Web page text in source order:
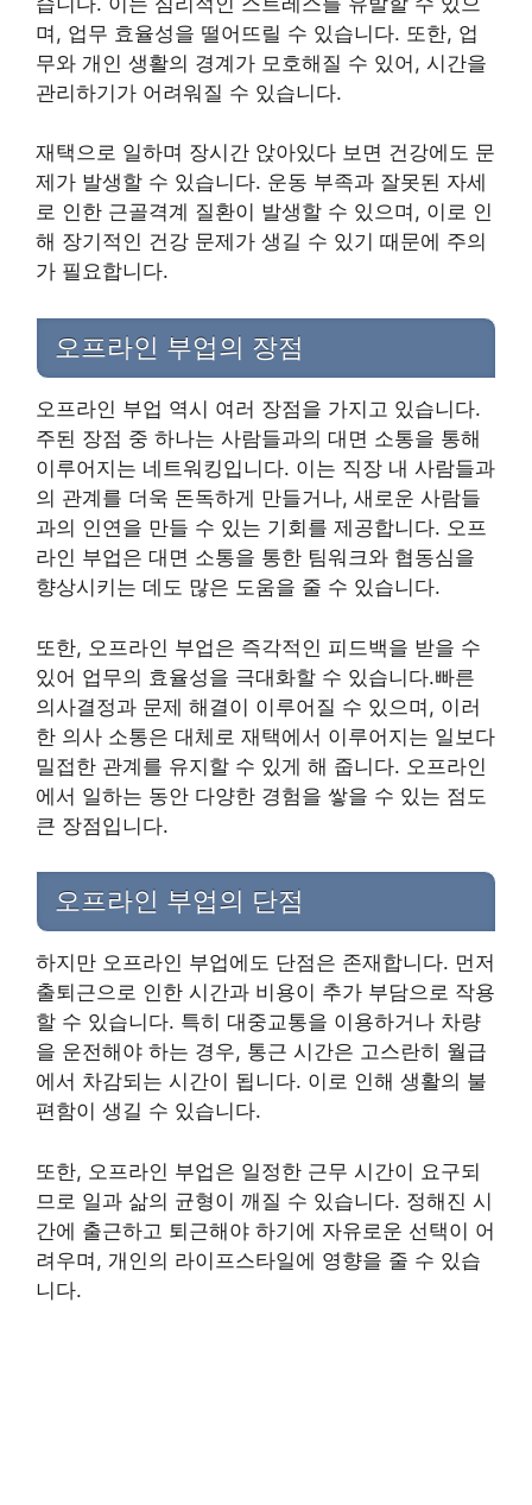
며, 업무 효율성을 떨어뜨릴 수 있습니다. 또한, 업
무와 개인 생활의 경계가 모호해질 수 있어, 시간을
관리하기가 어려워질 수 있습니다.
재택으로 일하며 장시간 앉아있다 보면 건강에도 문
제가 발생할 수 있습니다. 운동 부족과 잘못된 자세
로 인한 근골격계 질환이 발생할 수 있으며, 이로 인
해 장기적인 건강 문제가 생길 수 있기 때문에 주의
가 필요합니다.
오프라인 부업의 장점
오프라인 부업 역시 여러 장점을 가지고 있습니다.
주된 장점 중 하나는 사람들과의 대면 소통을 통해
이루어지는 네트워킹입니다. 이는 직장 내 사람들과
의 관계를 더욱 돈독하게 만들거나, 새로운 사람들
과의 인연을 만들 수 있는 기회를 제공합니다. 오프
라인 부업은 대면 소통을 통한 팀워크와 협동심을
향상시키는 데도 많은 도움을 줄 수 있습니다.
또한, 오프라인 부업은 즉각적인 피드백을 받을 수
있어 업무의 효율성을 극대화할 수 있습니다.빠른
의사결정과 문제 해결이 이루어질 수 있으며, 이러
한 의사 소통은 대체로 재택에서 이루어지는 일보다
밀접한 관계를 유지할 수 있게 해 줍니다. 오프라인
에서 일하는 동안 다양한 경험을 쌓을 수 있는 점도
큰 장점입니다.
오프라인 부업의 단점
하지만 오프라인 부업에도 단점은 존재합니다. 먼저
출퇴근으로 인한 시간과 비용이 추가 부담으로 작용
할 수 있습니다. 특히 대중교통을 이용하거나 차량
을 운전해야 하는 경우, 통근 시간은 고스란히 월급
에서 차감되는 시간이 됩니다. 이로 인해 생활의 불
편함이 생길 수 있습니다.
또한, 오프라인 부업은 일정한 근무 시간이 요구되
므로 일과 삶의 균형이 깨질 수 있습니다. 정해진 시
간에 출근하고 퇴근해야 하기에 자유로운 선택이 어
려우며, 개인의 라이프스타일에 영향을 줄 수 있습
니다.